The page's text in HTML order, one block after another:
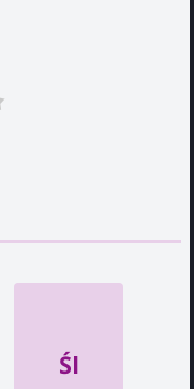
Śl